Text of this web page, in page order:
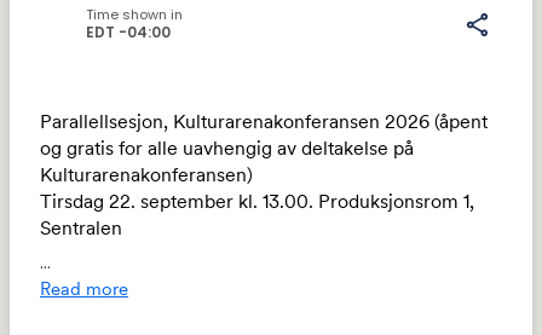
share
Time shown in
EDT -04:00
Parallellsesjon, Kulturarenakonferansen 2026 (åpent
og gratis for alle uavhengig av deltakelse på ​
Kulturarenakonferansen)
Tirsdag 22. september kl. 13.00. Produksjonsrom 1,
Sentralen
Hvordan får nabolagshus, møteplasser og
...
Read more